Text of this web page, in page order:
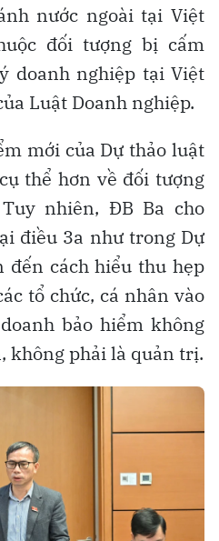
nước ngoài tại Việt
đối tượng bị cấm
doanh nghiệp tại Việt
Luật Doanh nghiệp.
mới của Dự thảo luật
thể hơn về đối tượng
nhiên, ĐB Ba cho
điều 3a như trong Dự
đến cách hiểu thu hẹp
tổ chức, cá nhân vào
bảo hiểm không
không phải là quản trị.